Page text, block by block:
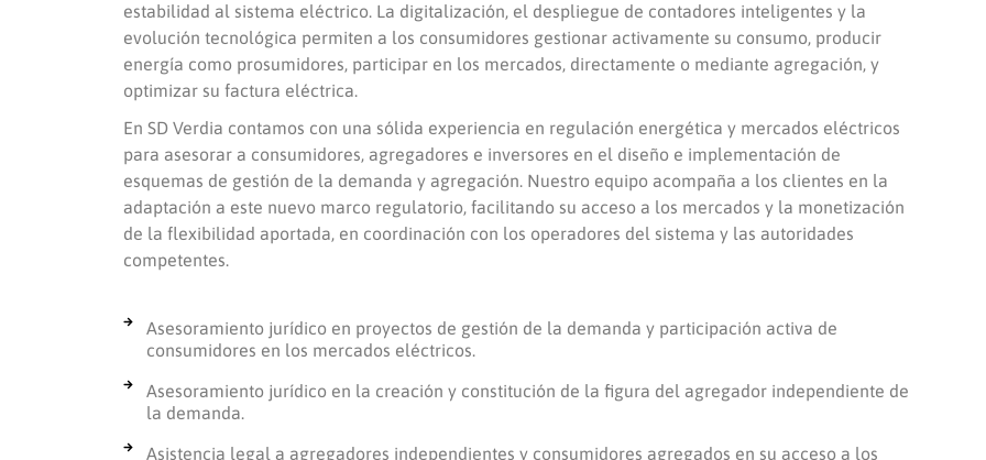
estabilidad al sistema eléctrico. La digitalización, el despliegue de contadores inteligentes y la
evolución tecnológica permiten a los consumidores gestionar activamente su consumo, producir
energía como prosumidores, participar en los mercados, directamente o mediante agregación, y
optimizar su factura eléctrica.
En SD Verdia contamos con una sólida experiencia en regulación energética y mercados eléctricos
para asesorar a consumidores, agregadores e inversores en el diseño e implementación de
esquemas de gestión de la demanda y agregación. Nuestro equipo acompaña a los clientes en la
adaptación a este nuevo marco regulatorio, facilitando su acceso a los mercados y la monetización
de la flexibilidad aportada, en coordinación con los operadores del sistema y las autoridades
competentes.
Asesoramiento jurídico en proyectos de gestión de la demanda y participación activa de
consumidores en los mercados eléctricos.
Asesoramiento jurídico en la creación y constitución de la figura del agregador independiente de
la demanda.
Asistencia legal a agregadores independientes y consumidores agregados en su acceso a los